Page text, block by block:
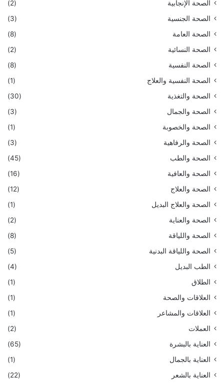
الصحة الإنجابية
(2)
الصحة الجنسية
(3)
الصحة العامة
(8)
الصحة النسائية
(2)
الصحة النفسية
(8)
الصحة النفسية والعلاج
(1)
الصحة والتغذية
(30)
الصحة والجمال
(3)
الصحة والخصوبة
(1)
الصحة والرفاهية
(3)
الصحة والطب
(45)
الصحة والعافية
(16)
الصحة والعلاج
(12)
الصحة والعلاج البديل
(1)
الصحة والعناية
(2)
الصحة واللياقة
(8)
الصحة واللياقة البدنية
(5)
الطب البديل
(4)
الطلاق
(1)
العلاقات والصحة
(1)
العلاقات والمشاعر
(1)
العملات
(2)
العناية بالبشرة
(65)
العناية بالجمال
(1)
العناية بالشعر
(22)